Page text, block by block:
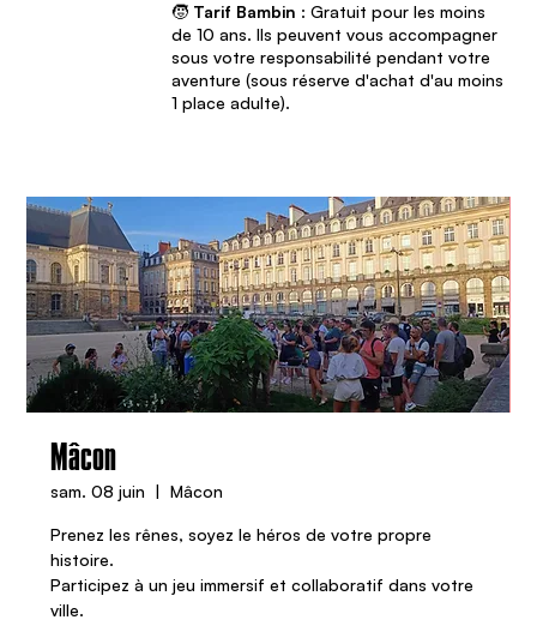
🧒 Tarif Bambin : Gratuit pour les moins
de 10 ans. Ils peuvent vous accompagner
sous votre responsabilité pendant votre
aventure (sous réserve d'achat d'au moins
1 place adulte).
Mâcon
sam. 08 juin
  |
Mâcon
Prenez les rênes, soyez le héros de votre propre
histoire.
Participez à un jeu immersif et collaboratif dans votre
ville.